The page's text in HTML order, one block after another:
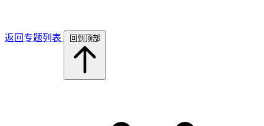
返回专题列表